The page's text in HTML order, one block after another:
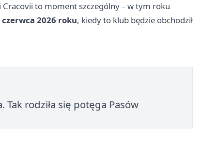
Cracovii to moment szczególny – w tym roku
czerwca 2026 roku, kiedy to klub będzie obchodził
Tak rodziła się potęga Pasów